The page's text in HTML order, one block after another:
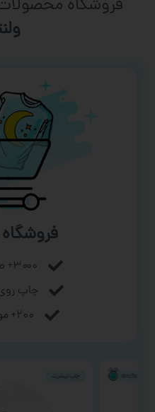
فروشگاه
۳۰۰۰+ طرح آماده به چاپ
چاپ
۲۰۰+ موضوع و مناسبت